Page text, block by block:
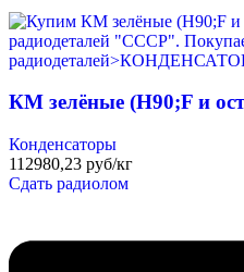
КМ зелёные (H90;F и
Конденсаторы
112980,23 руб/кг
Сдать радиолом